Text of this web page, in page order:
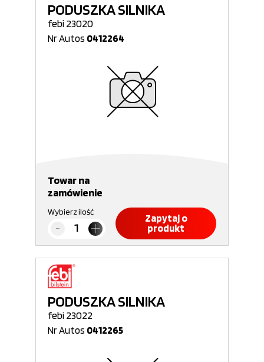
PODUSZKA SILNIKA
febi 23020
Nr Autos 0412264
Towar na
zamówienie
Wybierz ilość
Zapytaj o
produkt
PODUSZKA SILNIKA
febi 23022
Nr Autos 0412265